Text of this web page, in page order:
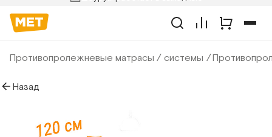
Противопролежневые матрасы / системы
Назад